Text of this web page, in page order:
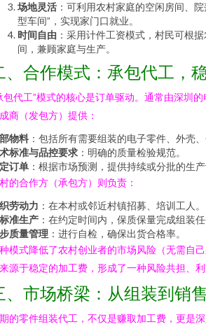
场地灵活 ：可利用农村家庭的空闲房间、
型车间”，实现家门口就业。
时间自由 ：采用计件工资模式，村民可根
间，兼顾家庭与生产。
、合作模式：承包代工，
包代工”模式的核心是订单驱动。通常由深圳
商（发包方）提供：
物料 ：包括所有需要组装的电子零件、外壳
标准与品控要求 ：明确的质量检验规范。
订单 ：根据市场预测，提供持续或分批的生产
的合作方（承包方）则负责：
劳动力 ：在本村或邻近村镇招募、培训工人。
准生产 ：在约定时间内，保质保量完成组装任
质量管理 ：进行自检，确保出货合格率。
模式降低了农村创业者的市场风险（无需自
源于稳定的加工费，形成了一种风险共担、利
、市场桥梁：从组装到销
的零件组装代工，不仅是赚取加工费，更是